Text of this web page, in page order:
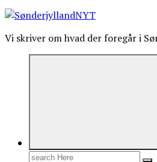
Vi skriver om hvad der foregår i
Search